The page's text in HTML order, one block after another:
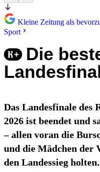
Kleine Zeitung als
Sport
Die
Das Landesfinale des
2026 ist beendet und
– allen voran die
und die Mädchen der
den Landessieg holten.